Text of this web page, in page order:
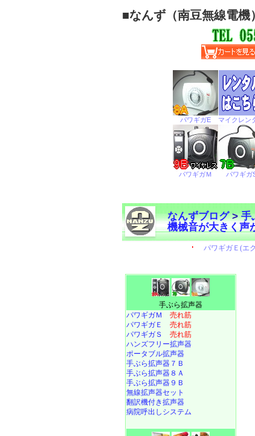
■なんず（南豆無線電機
なんずブログ>手
機械音が大きく声
手ぶら拡声器
パワギガＭ 売れ筋
パワギガＥ 売れ筋
パワギガＳ 売れ筋
ハンズフリー拡声器
ポータブル拡声器
手ぶら拡声器７Ｂ
手ぶら拡声器８Ａ
手ぶら拡声器９Ｂ
無線拡声器セット
翻訳機付き拡声器
病院呼出しシステム